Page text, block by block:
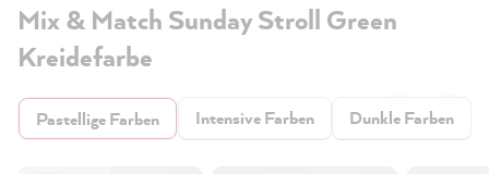
Mix & Match Sunday Stroll Green
Kreidefarbe
Pastellige Farben Intensive Farben Dunkle Farben